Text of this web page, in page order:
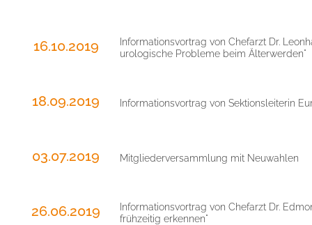
16.10.2019
Informationsvortrag von Chefarzt Dr.
urologische Probleme beim Älterwerden"
18.09.2019 Informationsvortrag von Sektionsleiterin
03.07.2019 Mitgliederversammlung mit Neuwahlen
26.06.2019
Informationsvortrag von Chefarzt Dr.
frühzeitig erkennen"